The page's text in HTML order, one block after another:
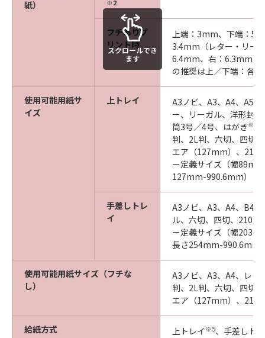
紙）
※2
フチありプ
リント時
上端：3mm、下端：
3.4mm（レター・リー
6.4mm、右：6.3mm）
の推奨は上／下端：各
使用可能用紙サ
イズ
上トレイ
A3ノビ、A3、A4、A5
ー、リーガル、洋形封
筒3号／4号、はがき ※3
判、2L判、六切、四切
エア（127mm）、
ー定義サイズ（幅
127mm-990.6mm）
手差しトレ
イ
A3ノビ、A3、A4、B4
ル、六切、四切、
ー定義サイズ（幅
長さ254mm-990.6mm
使用可能用紙サイズ（フチな
し）
A3ノビ、A3、A4、レタ
判、2L判、六切、四切
エア（127mm）、
給紙方式 上トレイ ※5、手差しト
スクロールでき
ます